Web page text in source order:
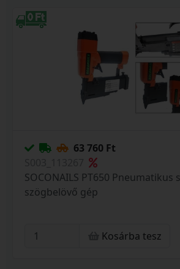
63 760 Ft
SOCONAILS PT650 Pneumatikus
szögbelövő gép
Kosárba tesz